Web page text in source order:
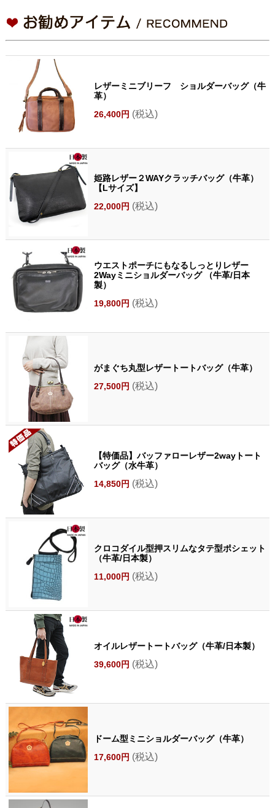
レザーミニブリーフ ショルダーバッグ（牛
革）
26,400円 (税込)
姫路レザー２WAYクラッチバッグ（牛革）
【Lサイズ】
22,000円 (税込)
ウエストポーチにもなるしっとりレザー
2Wayミニショルダーバッグ （牛革/日本
製）
19,800円 (税込)
がまぐち丸型レザートートバッグ（牛革）
27,500円 (税込)
【特価品】バッファローレザー2wayトート
バッグ（水牛革）
14,850円 (税込)
クロコダイル型押スリムなタテ型ポシェット
（牛革/日本製）
11,000円 (税込)
オイルレザートートバッグ（牛革/日本製）
39,600円 (税込)
ドーム型ミニショルダーバッグ（牛革）
17,600円 (税込)